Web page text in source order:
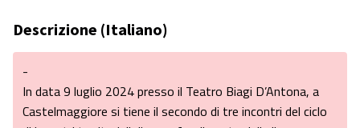
Descrizione (Italiano)
-
In data 9 luglio 2024 presso il Teatro Biagi D’Antona, a
Castelmaggiore si tiene il secondo di tre incontri del ciclo